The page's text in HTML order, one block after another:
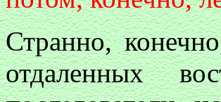
Странно,
отдаленных